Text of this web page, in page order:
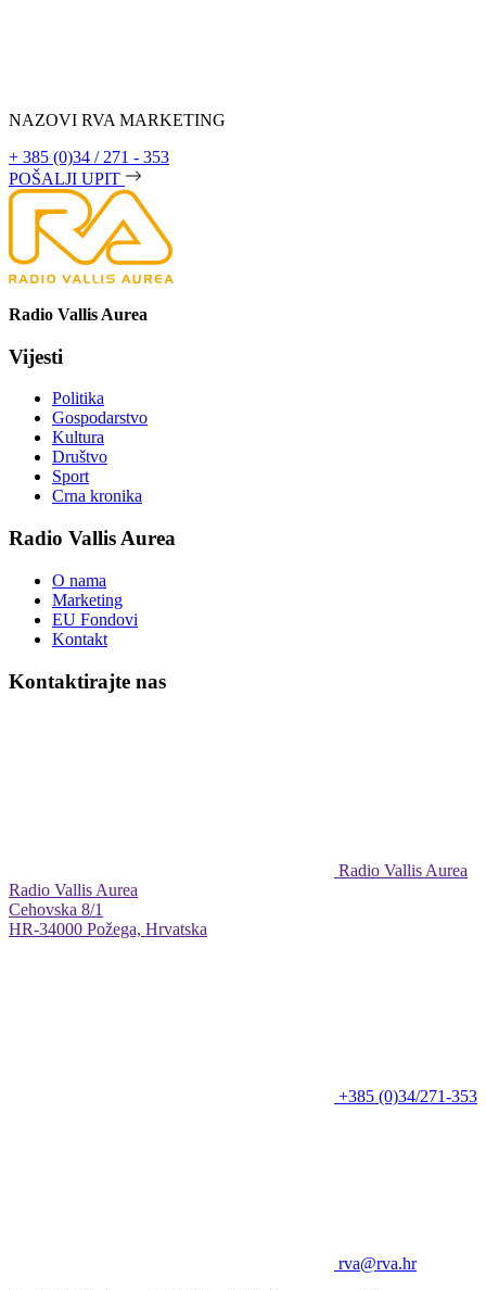
NAZOVI RVA MARKETING
+ 385 (0)34 / 271 - 353
POŠALJI UPIT
Radio Vallis Aurea
Vijesti
Politika
Gospodarstvo
Kultura
Društvo
Sport
Crna kronika
Radio Vallis Aurea
O nama
Marketing
EU Fondovi
Kontakt
Kontaktirajte nas
Radio Vallis Aurea
Radio Vallis Aurea
Cehovska 8/1
HR-34000 Požega, Hrvatska
+385 (0)34/271-353
rva@rva.hr